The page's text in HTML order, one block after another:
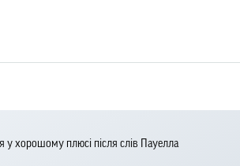
у хорошому плюсі ​​після слів Пауелла